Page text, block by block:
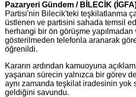
Pazaryeri Gündem / BİLECİK
Partisi'nin Bilecik'teki teşkilatlanma
üstlenen ve partisini sahada temsil
herhangi bir ön görüşme yapılmadan
gösterilmeden telefonla aranarak
öğrenildi.
Kararın ardından kamuoyuna
yaşanan sürecin yalnızca bir görev
aynı zamanda teşkilat iradesinin yok
geldiğini savundu.